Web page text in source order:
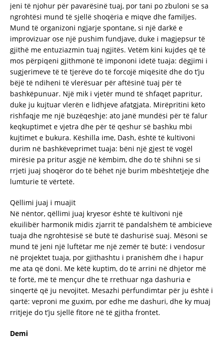
jeni të njohur për pavarësinë tuaj, por tani po zbuloni se sa
ngrohtësi mund të sjellë shoqëria e miqve dhe familjes.
Mund të organizoni ngjarje spontane, si një darkë e
improvizuar ose një pushim fundjave, duke i magjepsur të
gjithë me entuziazmin tuaj ngjitës. Vetëm kini kujdes që të
mos përpiqeni gjithmonë të impononi idetë tuaja: dëgjimi i
sugjerimeve të të tjerëve do të forcojë miqësitë dhe do t’ju
bëjë të ndiheni të vlerësuar për aftësinë tuaj për të
bashkëpunuar. Një mik i vjetër mund të shfaqet papritur,
duke ju kujtuar vlerën e lidhjeve afatgjata. Mirëpritini këto
rishfaqje me një buzëqeshje: ato janë mundësi për të falur
keqkuptimet e vjetra dhe për të qeshur së bashku mbi
kujtimet e bukura. Këshilla ime, Dash, është të kultivoni
durim në bashkëveprimet tuaja: bëni një gjest të vogël
mirësie pa pritur asgjë në këmbim, dhe do të shihni se si
rrjeti juaj shoqëror do të bëhet një burim mbështetjeje dhe
lumturie të vërtetë.
Qëllimi juaj i muajit
Në nëntor, qëllimi juaj kryesor është të kultivoni një
ekuilibër harmonik midis zjarrit të pandalshëm të ambicieve
tuaja dhe ngrohtësisë së butë të dashurisë suaj. Mësoni se
mund të jeni një luftëtar me një zemër të butë: i vendosur
në projektet tuaja, por gjithashtu i pranishëm dhe i hapur
me ata që doni. Me këtë kuptim, do të arrini në dhjetor më
të fortë, më të mençur dhe të rrethuar nga dashuria e
sinqertë që ju nevojitet. Mesazhi përfundimtar për ju është i
qartë: veproni me guxim, por edhe me dashuri, dhe ky muaj
rritjeje do t’ju sjellë fitore në të gjitha frontet.
Demi